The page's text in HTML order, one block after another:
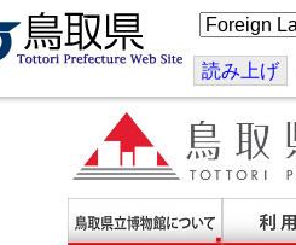
こ
の
ジ
を
翻
訳
す
る
読み上げ